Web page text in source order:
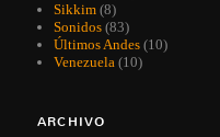
Sikkim (8)
Sonidos (83)
Últimos Andes (10)
Venezuela (10)
ARCHIVO